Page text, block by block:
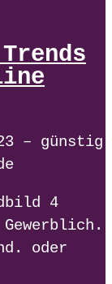
– günstig
4
oder